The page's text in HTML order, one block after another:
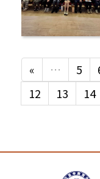
« … 5
12
13 14